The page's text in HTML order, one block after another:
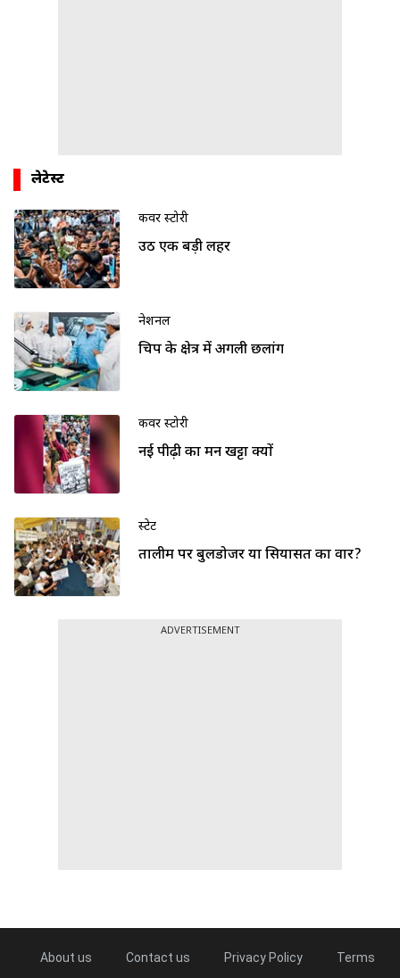
लेटेस्ट
कवर स्टोरी
उठी एक बड़ी लहर
नेशनल
चिप के क्षेत्र में अगली छलांग
कवर स्टोरी
नई पीढ़ी का मन खट्टा क्यों
स्टेट
तालीम पर बुलडोजर या सियासत का वार?
ADVERTISEMENT
About us Contact us Privacy Policy Terms